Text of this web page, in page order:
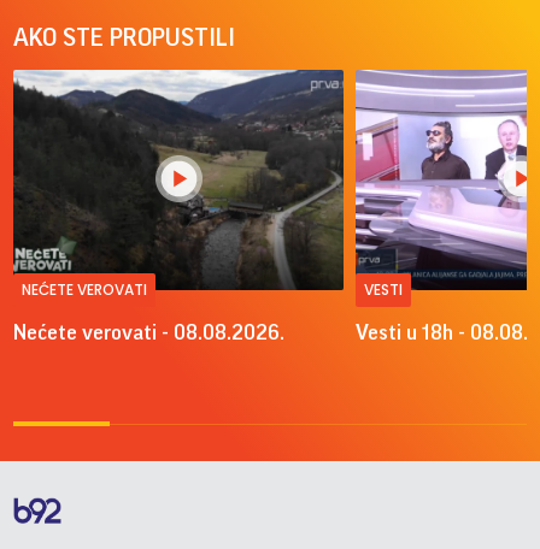
AKO STE PROPUSTILI
NEĆETE VEROVATI
Nećete verovati - 08.08.2026.
VESTI
Vesti u 18h -